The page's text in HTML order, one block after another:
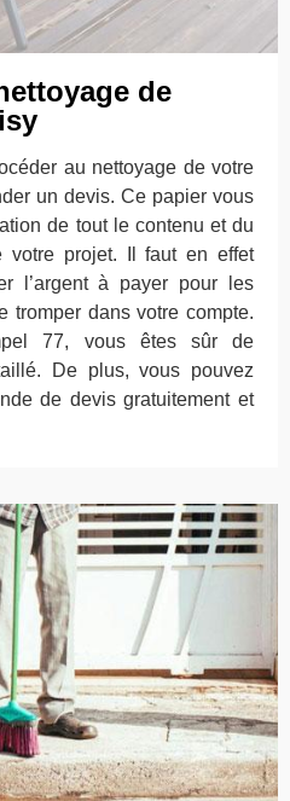
de
au nettoyage de votre
un devis. Ce papier vous
de tout le contenu et du
votre projet. Il faut en effet
l’argent à payer pour les
tromper dans votre compte.
77, vous êtes sûr de
De plus, vous pouvez
de devis gratuitement et